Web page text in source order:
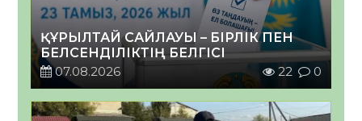
ҚҰРЫЛТАЙ САЙЛАУЫ – БІРЛІК ПЕН
БЕЛСЕНДІЛІКТІҢ БЕЛГІСІ
07.08.2026
22 0